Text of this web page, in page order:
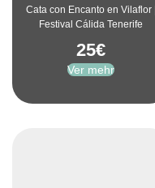
Cata con Encanto en Vilaflor |
Festival Cálida Tenerife
25€
Ver mehr